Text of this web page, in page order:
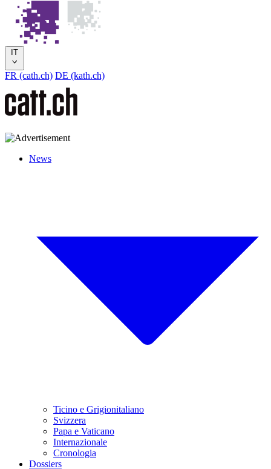
IT
FR (cath.ch) DE (kath.ch)
News
Ticino e Grigionitaliano
Svizzera
Papa e Vaticano
Internazionale
Cronologia
Dossiers